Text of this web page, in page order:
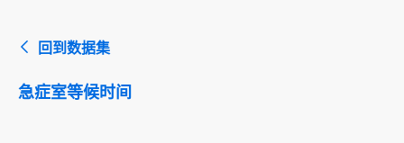
回到数据集
急症室等候时间